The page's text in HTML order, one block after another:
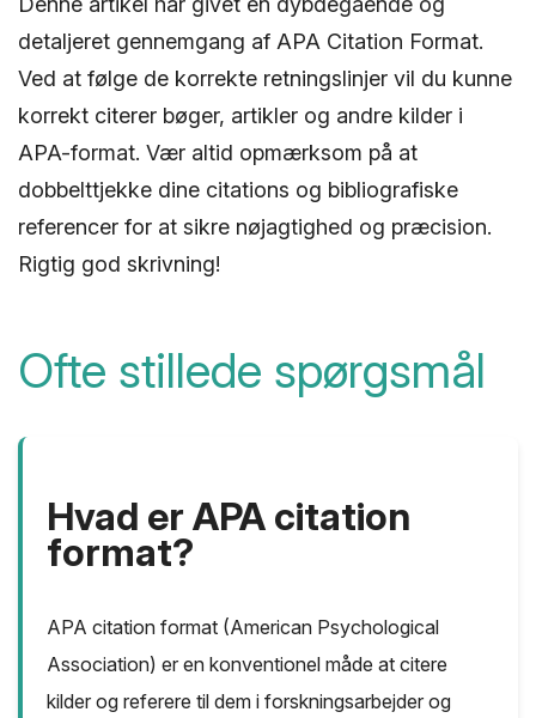
detaljeret gennemgang af APA Citation Format.
Ved at følge de korrekte retningslinjer vil du kunne
korrekt citerer bøger, artikler og andre kilder i
APA-format. Vær altid opmærksom på at
dobbelttjekke dine citations og bibliografiske
referencer for at sikre nøjagtighed og præcision.
Rigtig god skrivning!
Ofte stillede spørgsmål
Hvad er APA citation
format?
APA citation format (American Psychological
Association) er en konventionel måde at citere
kilder og referere til dem i forskningsarbejder og